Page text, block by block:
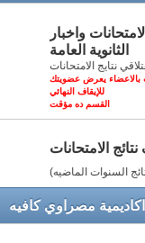
واخبار
الثانوية العامة
نتايج الامتحانات
بالاعضاء يعرض عضويتك
للإيقاف النهائي
القسم ده مؤقت
الامتحانات
السنوات الماضيه)
اكاديمية مصراوي كافيه